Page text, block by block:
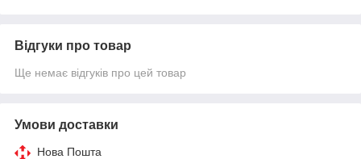
Відгуки про товар
Ще немає відгуків про цей товар
Умови доставки
Нова Пошта